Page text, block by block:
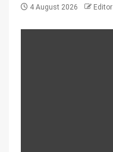
4 August 2026 Editor